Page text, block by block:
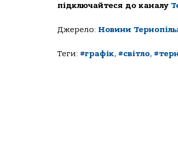
підключайтеся до каналу
Джерело: Новини
Теги: #графік, #світло,